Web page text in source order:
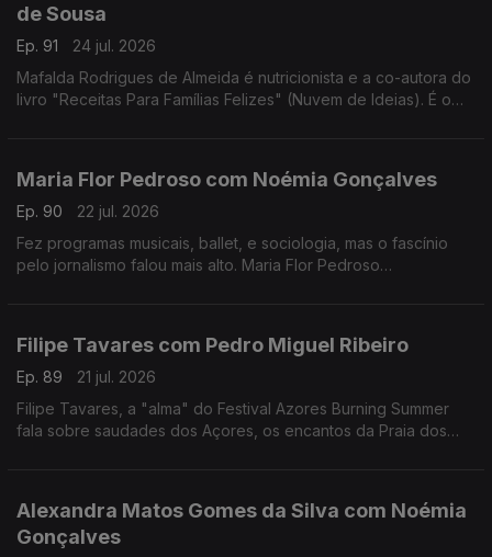
de Sousa
Ep. 91
24 jul. 2026
Mafalda Rodrigues de Almeida é nutricionista e a co-autora do
livro "Receitas Para Famílias Felizes" (Nuvem de Ideias). É o
Maria Flor Pedroso com Noémia Gonçalves
Ep. 90
22 jul. 2026
Fez programas musicais, ballet, e sociologia, mas o fascínio
pelo jornalismo falou mais alto. Maria Flor Pedroso
Filipe Tavares com Pedro Miguel Ribeiro
Ep. 89
21 jul. 2026
Filipe Tavares, a "alma" do Festival Azores Burning Summer
fala sobre saudades dos Açores, os encantos da Praia dos
Alexandra Matos Gomes da Silva com Noémia
Gonçalves